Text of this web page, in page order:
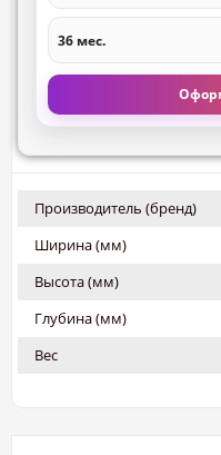
36 мес.
Производитель (бренд)
Ширина (мм)
Высота (мм)
Глубина (мм)
Вес